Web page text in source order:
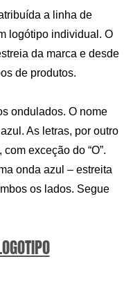
a linha de
logótipo individual. O
da marca e desde
de produtos.
ondulados. O nome
As letras, por outro
exceção do “O”.
onda azul – estreita
os lados. Segue